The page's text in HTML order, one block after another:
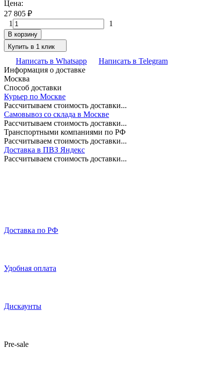
Цена:
27 805 ₽
1
1
В корзину
Купить в 1 клик
Написать в Whatsapp
Написать в Telegram
Информация о доставке
Москва
Способ доставки
Курьер по Москве
Рассчитываем стоимость доставки...
Самовывоз со склада в Москве
Рассчитываем стоимость доставки...
Транспортными компаниями по РФ
Рассчитываем стоимость доставки...
Доставка в ПВЗ Яндекс
Рассчитываем стоимость доставки...
Доставка по РФ
Удобная оплата
Дискаунты
Pre-sale